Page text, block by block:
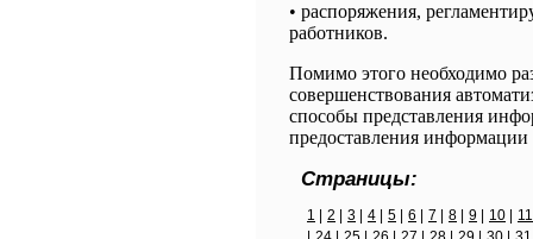
• распоряжения,
работников.
Помимо этого необходимо
совершенствования
способы представления
предоставления информации
Страницы:
1 2 3 4 5 6 7 8 9 10
11